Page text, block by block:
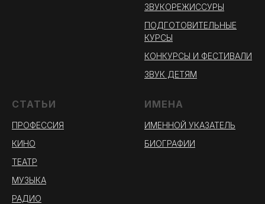
ЗВУКОРЕЖИССУРЫ
ПОДГОТОВИТЕЛЬНЫЕ
КУРСЫ
КОНКУРСЫ И ФЕСТИВАЛИ
ЗВУК ДЕТЯМ
СТАТЬИ
ПРОФЕССИЯ
КИНО
ТЕАТР
МУЗЫКА
РАДИО
ИМЕНА
ИМЕННОЙ УКАЗАТЕЛЬ
БИОГРАФИИ